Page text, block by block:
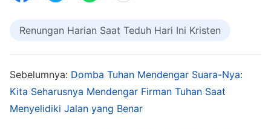
bawah wilayah kekuasaan Iblis, dan tak seorang
Bahkan orang-orang percaya hidup dalam siklus
berbuat dosa dan mengaku dosa, sama sekali
Renungan Harian Saat Teduh Hari Ini Kristen
Sebelumnya: Domba Tuhan Mendengar Suara-Nya:
Kita Seharusnya Mendengar Firman Tuhan Saat
Menyelidiki Jalan yang Benar